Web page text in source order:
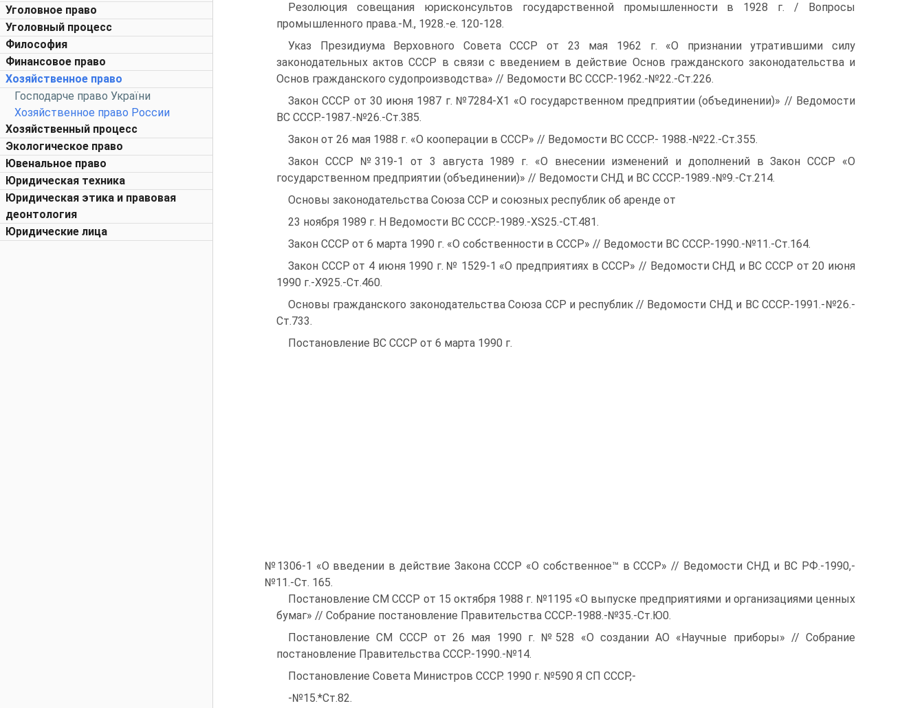
Уголовное право
Уголовный процесс
Философия
Финансовое право
Хозяйственное право
Господарче право України
Хозяйственное право России
Хозяйственный процесс
Экологическое право
Ювенальное право
Юридическая техника
Юридическая этика и правовая
деонтология
Юридические лица
Резолюция совещания юрисконсультов государственной промышленности в 1928 г. / Вопросы
промышленного права.-М., 1928.-е. 120-128.
Указ Президиума Верховного Совета СССР от 23 мая 1962 г. «О признании утратившими силу
законодательных актов СССР в связи с введением в действие Основ гражданского законодательства и
Основ гражданского судопроизводства» // Ведомости ВС СССР.-19б2.-№22.-Ст.226.
Закон СССР от 30 июня 1987 г. №7284-Х1 «О государственном предприятии (объединении)» // Ведомости
ВС СССР.-1987.-№26.-Ст.385.
Закон от 26 мая 1988 г. «О кооперации в СССР» // Ведомости ВС СССР.- 1988.-№22.-Ст.355.
Закон СССР №319-1 от 3 августа 1989 г. «О внесении изменений и дополнений в Закон СССР «О
государственном предприятии (объединении)» // Ведомости СНД и ВС СССР.-1989.-№9.-Ст.214.
Основы законодательства Союза ССР и союзных республик об аренде от
23 ноября 1989 г. Н Ведомости ВС CCCP.-1989.-XS25.-CT.481.
Закон СССР от 6 марта 1990 г. «О собственности в СССР» // Ведомости ВС СССР.-1990.-№11.-Ст.164.
Закон СССР от 4 июня 1990 г. № 1529-1 «О предприятиях в СССР» // Ведомости СНД и ВС СССР от 20 июня
1990 г.-Х925.-Ст.460.
Основы гражданского законодательства Союза ССР и республик // Ведомости СНД и ВС СССР.-1991.-№26.-
Ст.733.
Постановление ВС СССР от 6 марта 1990 г.
№1306-1 «О введении в действие Закона СССР «О собственное™ в СССР» // Ведомости СНД и ВС РФ.-1990,-
№11.-Ст. 165.
Постановление СМ СССР от 15 октября 1988 г. №1195 «О выпуске предприятиями и организациями ценных
бумаг» // Собрание постановление Правительства СССР.-1988.-№35.-Ст.Ю0.
Постановление СМ СССР от 26 мая 1990 г. №528 «О создании АО «Научные приборы» // Собрание
постановление Правительства СССР.-1990.-№14.
Постановление Совета Министров СССР. 1990 г. №590 Я СП СССР,-
-№15.*Ст.82.